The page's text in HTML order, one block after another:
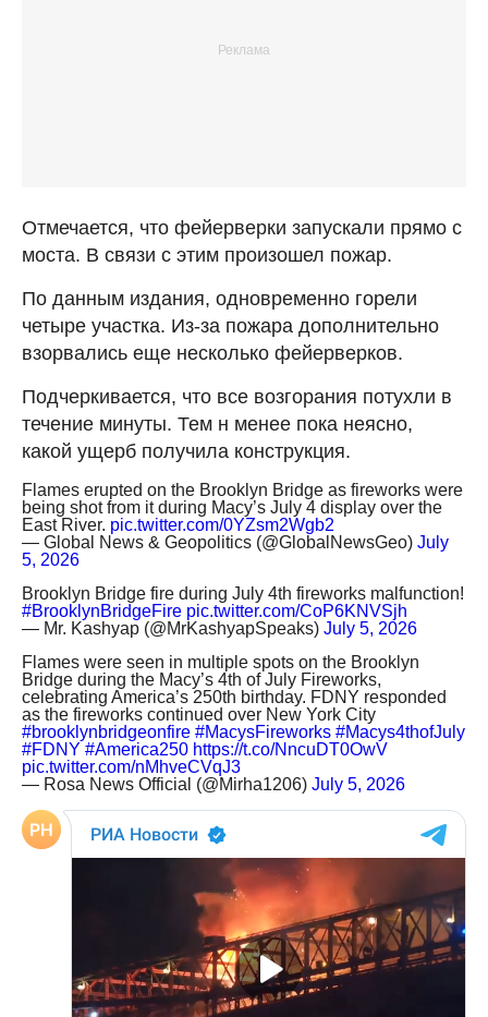
Отмечается, что фейерверки запускали прямо с
моста. В связи с этим произошел пожар.
По данным издания, одновременно горели
четыре участка. Из-за пожара дополнительно
взорвались еще несколько фейерверков.
Подчеркивается, что все возгорания потухли в
течение минуты. Тем н менее пока неясно,
какой ущерб получила конструкция.
Flames erupted on the Brooklyn Bridge as fireworks were
being shot from it during Macy’s July 4 display over the
East River. pic.twitter.com/0YZsm2Wgb2
— Global News & Geopolitics (@GlobalNewsGeo) July
5, 2026
Brooklyn Bridge fire during July 4th fireworks malfunction!
#BrooklynBridgeFire pic.twitter.com/CoP6KNVSjh
— Mr. Kashyap (@MrKashyapSpeaks) July 5, 2026
Flames were seen in multiple spots on the Brooklyn
Bridge during the Macy’s 4th of July Fireworks,
celebrating America’s 250th birthday. FDNY responded
as the fireworks continued over New York City
#brooklynbridgeonfire #MacysFireworks #Macys4thofJuly
#FDNY #America250 https://t.co/NncuDT0OwV
pic.twitter.com/nMhveCVqJ3
— Rosa News Official (@Mirha1206) July 5, 2026